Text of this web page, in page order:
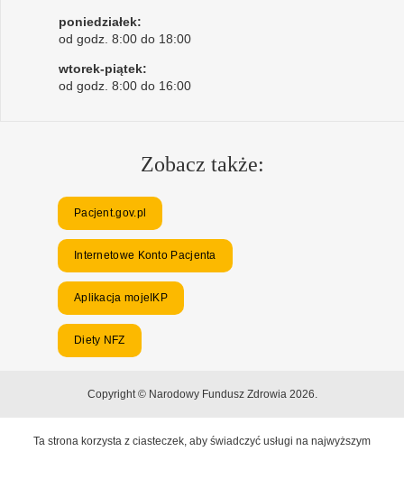
poniedziałek:
od godz. 8:00 do 18:00
wtorek-piątek:
od godz. 8:00 do 16:00
Zobacz także:
Pacjent.gov.pl
Internetowe Konto Pacjenta
Aplikacja mojeIKP
Diety NFZ
Copyright © Narodowy Fundusz Zdrowia 2026.
Ta strona korzysta z ciasteczek, aby świadczyć usługi na najwyższym